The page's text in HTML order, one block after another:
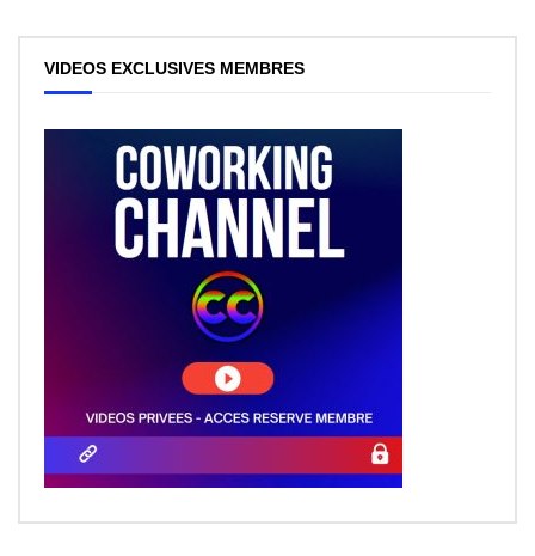
VIDEOS EXCLUSIVES MEMBRES